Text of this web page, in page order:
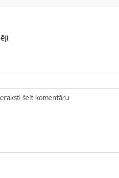
bija noderīga?
šeit komentāru